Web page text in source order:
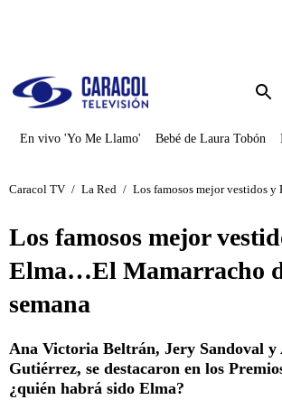
En vivo 'Yo Me Llamo' Bebé de Laura Tobón
Caracol TV / La Red / Los famosos mejor vestidos
Los famosos mejor
Elma…El Mamarracho
semana
Ana Victoria Beltrán, Jery Sandoval y
Gutiérrez, se destacaron en los
¿quién habrá sido Elma?